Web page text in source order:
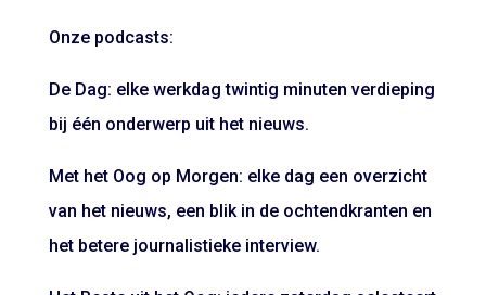
Onze podcasts:
De Dag: elke werkdag twintig minuten verdieping
bij één onderwerp uit het nieuws.
Met het Oog op Morgen: elke dag een overzicht
van het nieuws, een blik in de ochtendkranten en
het betere journalistieke interview.